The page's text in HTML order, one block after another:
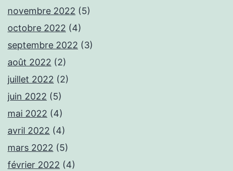
novembre 2022 (5)
octobre 2022 (4)
septembre 2022 (3)
août 2022 (2)
juillet 2022 (2)
juin 2022 (5)
mai 2022 (4)
avril 2022 (4)
mars 2022 (5)
février 2022 (4)